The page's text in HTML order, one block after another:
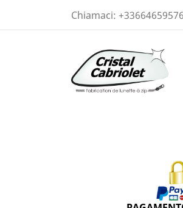
Chiamaci: +33664659576